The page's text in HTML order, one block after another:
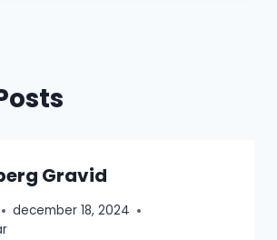
Gravid
december 18, 2024